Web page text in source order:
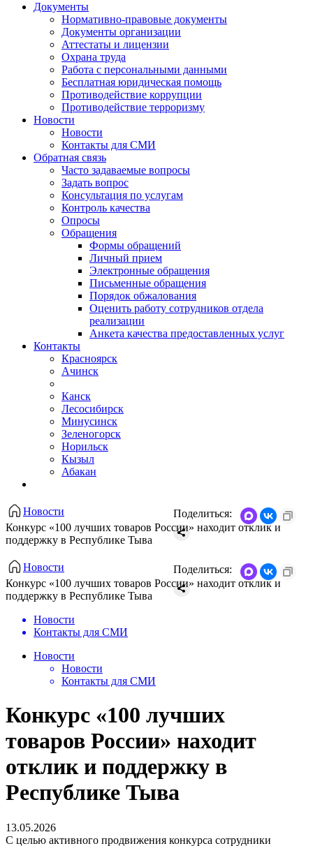
Документы
Нормативно-правовые документы
Документы организации
Аттестаты и лицензии
Охрана труда
Работа с персональными данными
Бесплатная юридическая помощь
Противодействие коррупции
Противодействие терроризму
Новости
Новости
Контакты для СМИ
Обратная связь
Часто задаваемые вопросы
Задать вопрос
Консультация по услугам
Контроль качества
Опросы
Обращения
Формы обращений
Личный прием
Электронные обращения
Письменные обращения
Порядок обжалования
Оценить работу сотрудников отдела
реализации
Анкета качества предоставленных услуг
Контакты
Красноярск
Ачинск
Канск
Лесосибирск
Минусинск
Зеленогорск
Норильск
Кызыл
Абакан
Новости
Конкурс «100 лучших товаров России» находит отклик и
поддержку в Республике Тыва
Поделиться:
Новости
Конкурс «100 лучших товаров России» находит отклик и
поддержку в Республике Тыва
Поделиться:
Новости
Контакты для СМИ
Новости
Новости
Контакты для СМИ
Конкурс «100 лучших
товаров России» находит
отклик и поддержку в
Республике Тыва
13.05.2026
С целью активного продвижения конкурса сотрудники